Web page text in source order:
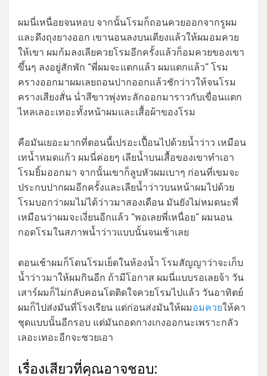
ผมนี่เหนื่อยจนหอบ จากนั้นโรมก็ถอนควยออกจากรูผม
และดึงถุงยางออก เขานอนลงบนเตียงแล้วให้ผมอมควย
ให้เขา ผมก้มลงเลียควยโรมอีกครั้งแล้วก็อมควยของเขา
ขึ้นๆ ลงอยู่สักพัก “พี่ผมจะแตกแล้ว ผมแตกแล้ว” โรม
ครางออกมาผมเลยถอนปากออกแล้วชักว่าวให้จนโรม
ครางเสียงสั่น น่ำสีขาวพุ่งทะลักออกมาราวกับเขื่อนแตก
ไหลเลอะเทอะทั้งหน้าผมและเสื้อผ้าของโรม
คือมันเยอะมากที่ตอนนี้เปรอะเปื้อนไปด้วยน้ำว่าว เหมือน
เทน้ำหมดแก้ว ผมนี่ค่อยๆ เลียน้ำบนเสื้อของเขาทำเอา
โรมยิ้มออกมา จากนั้นเขาก็ลูบหัวผมเบาๆ ก่อนที่เขมจะ
ประกบปากผมอีกครั้งและเลียน้ำว่าวบนหน้าผมไปด้วย
โรมบอกว่าผมไม่ได้ว่าวมาสองเดือน มันยังไม่หมดนะพี่
เหมือนว่าผมจะเงี่ยนอีกแล้ว “พอเลยพี่เหนื่อย” ผมนอน
กอดโรมในสภาพน้ำว่าวแบบนั้นจนเช้าเลย
ตอนเช้าผมก็โดนโรมเย็ดในห้องน้ำ โรมสัญญาว่าจะเก็บ
น้ำว่าวมาให้ผมกินอีก ถ้ามีโอกาส ผมนี่แบบรอเลยจ้า วัน
เสาร์ผมก็ไม่กลับคอนโดติดใจควยโรมไปแล้ว วันอาทิตย์
ผมก็ไปส่งมันที่โรงเรียน แต่ก่อนส่งมันให้ผมอมควยให้คา
ชุดแบบนั้นอีกรอบ แต่มันถอดกางเกงออกนะเพราะกลัว
เลอะเทอะอีกจะซวยเอา
เรื่องเสียวที่คุณอาจชอบ: